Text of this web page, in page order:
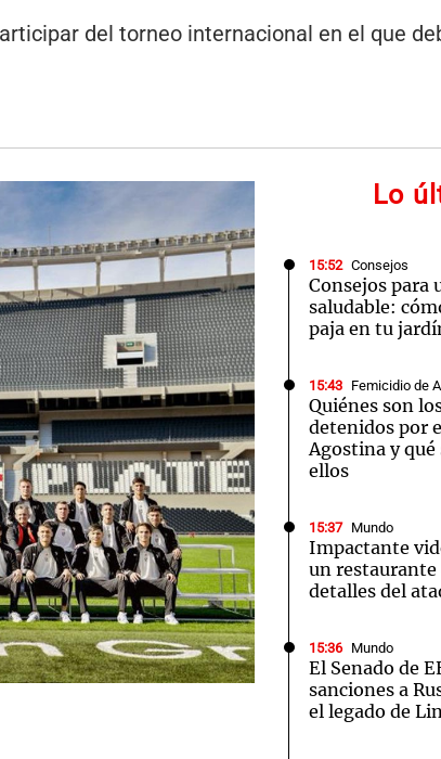
del torneo internacional en el que
Lo
15:52 Consejos
Consejos para
saludable:
paja en tu
15:43 Femicidio de
Quiénes son
detenidos por
Agostina y
ellos
15:37 Mundo
Impactante
un restaurante
detalles del
15:36 Mundo
El Senado de
sanciones a
el legado de
3
Notas
El huracán de Arequito Cadena 3